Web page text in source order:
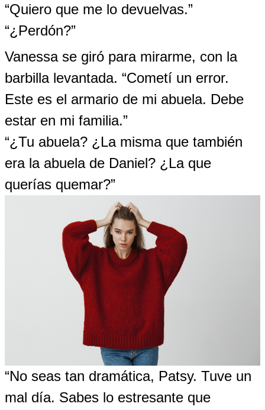
“Quiero que me lo devuelvas.”
“¿Perdón?”
Vanessa se giró para mirarme, con la
barbilla levantada. “Cometí un error.
Este es el armario de mi abuela. Debe
estar en mi familia.”
“¿Tu abuela? ¿La misma que también
era la abuela de Daniel? ¿La que
querías quemar?”
“No seas tan dramática, Patsy. Tuve un
mal día. Sabes lo estresante que